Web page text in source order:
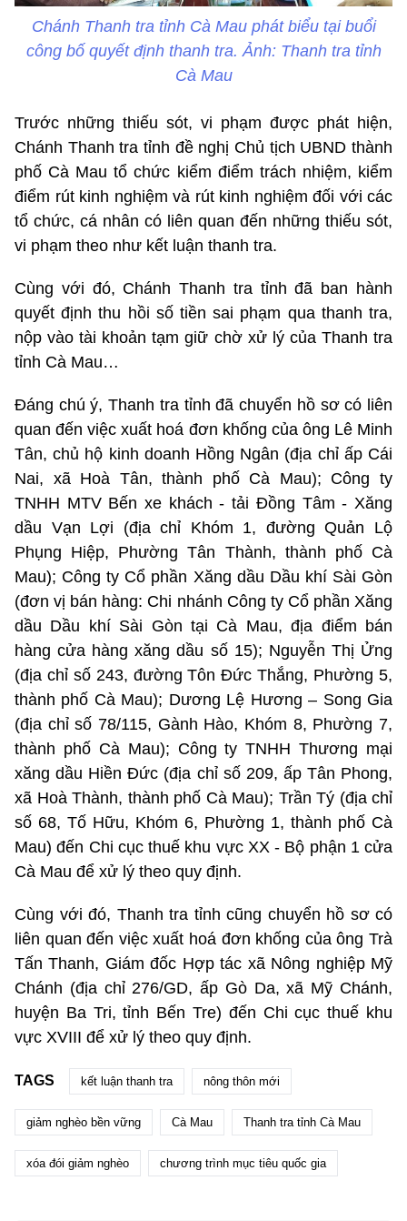
Chánh Thanh tra tỉnh Cà Mau phát biểu tại buổi
công bố quyết định thanh tra. Ảnh: Thanh tra tỉnh
Cà Mau
Trước những thiếu sót, vi phạm được phát hiện,
Chánh Thanh tra tỉnh đề nghị Chủ tịch UBND thành
phố Cà Mau tổ chức kiểm điểm trách nhiệm, kiểm
điểm rút kinh nghiệm và rút kinh nghiệm đối với các
tổ chức, cá nhân có liên quan đến những thiếu sót,
vi phạm theo như kết luận thanh tra.
Cùng với đó, Chánh Thanh tra tỉnh đã ban hành
quyết định thu hồi số tiền sai phạm qua thanh tra,
nộp vào tài khoản tạm giữ chờ xử lý của Thanh tra
tỉnh Cà Mau…
Đáng chú ý, Thanh tra tỉnh đã chuyển hồ sơ có liên
quan đến việc xuất hoá đơn khống của ông Lê Minh
Tân, chủ hộ kinh doanh Hồng Ngân (địa chỉ ấp Cái
Nai, xã Hoà Tân, thành phố Cà Mau); Công ty
TNHH MTV Bến xe khách - tải Đồng Tâm - Xăng
dầu Vạn Lợi (địa chỉ Khóm 1, đường Quản Lộ
Phụng Hiệp, Phường Tân Thành, thành phố Cà
Mau); Công ty Cổ phần Xăng dầu Dầu khí Sài Gòn
(đơn vị bán hàng: Chi nhánh Công ty Cổ phần Xăng
dầu Dầu khí Sài Gòn tại Cà Mau, địa điểm bán
hàng cửa hàng xăng dầu số 15); Nguyễn Thị Ửng
(địa chỉ số 243, đường Tôn Đức Thắng, Phường 5,
thành phố Cà Mau); Dương Lệ Hương – Song Gia
(địa chỉ số 78/115, Gành Hào, Khóm 8, Phường 7,
thành phố Cà Mau); Công ty TNHH Thương mại
xăng dầu Hiền Đức (địa chỉ số 209, ấp Tân Phong,
xã Hoà Thành, thành phố Cà Mau); Trần Tý (địa chỉ
số 68, Tố Hữu, Khóm 6, Phường 1, thành phố Cà
Mau) đến Chi cục thuế khu vực XX - Bộ phận 1 cửa
Cà Mau để xử lý theo quy định.
Cùng với đó, Thanh tra tỉnh cũng chuyển hồ sơ có
liên quan đến việc xuất hoá đơn khống của ông Trà
Tấn Thanh, Giám đốc Hợp tác xã Nông nghiệp Mỹ
Chánh (địa chỉ 276/GD, ấp Gò Da, xã Mỹ Chánh,
huyện Ba Tri, tỉnh Bến Tre) đến Chi cục thuế khu
vực XVIII để xử lý theo quy định.
TAGS kết luận thanh tra nông thôn mới
giảm nghèo bền vững Cà Mau Thanh tra tỉnh Cà Mau
xóa đói giảm nghèo chương trình mục tiêu quốc gia